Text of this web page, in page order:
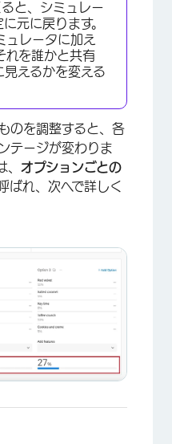
と、シミュレー
元に戻ります。
ュレータに加え
れを誰かと共有
えるかを変える
のを調整すると、各
テージが変わりま
、 オプションごとの
呼ばれ、次へで詳しく